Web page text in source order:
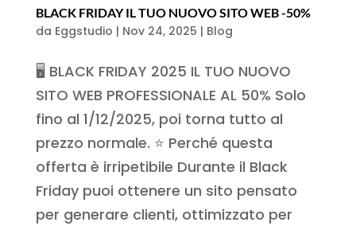
BLACK FRIDAY IL TUO NUOVO SITO WEB -50%
da Eggstudio | Nov 24, 2025 | Blog
🖥️ BLACK FRIDAY 2025 IL TUO NUOVO
SITO WEB PROFESSIONALE AL 50% Solo
fino al 1/12/2025, poi torna tutto al
prezzo normale. ⭐ Perché questa
offerta è irripetibile Durante il Black
Friday puoi ottenere un sito pensato
per generare clienti, ottimizzato per